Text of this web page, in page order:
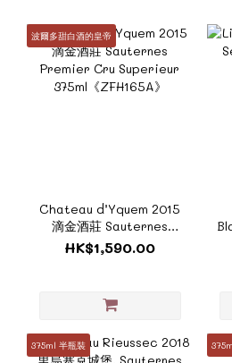
波爾多甜白酒的皇帝
Chateau d’Yquem 2015
滴金酒莊 Sauternes
Premier Cru Superieur
375ml《ZFH165A》
HK$1,590.00
375ml 半瓶裝